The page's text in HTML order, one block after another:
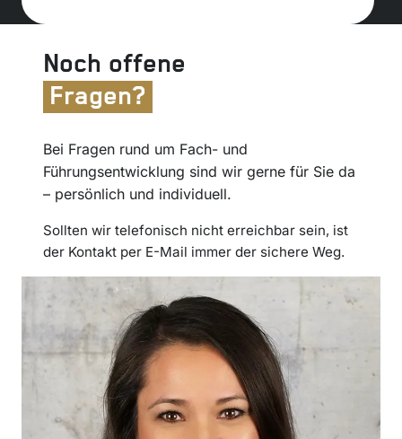
Noch offene
Fragen?
Bei Fragen rund um Fach- und
Führungsentwicklung sind wir gerne für Sie da
– persönlich und individuell.
Sollten wir telefonisch nicht erreichbar sein, ist
der Kontakt per E-Mail immer der sichere Weg.